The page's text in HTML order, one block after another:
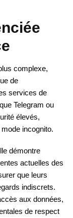
complexe,
de
services de
Telegram ou
élevés,
incognito.
démontre
actuelles des
que leurs
indiscrets.
aux données,
de respect